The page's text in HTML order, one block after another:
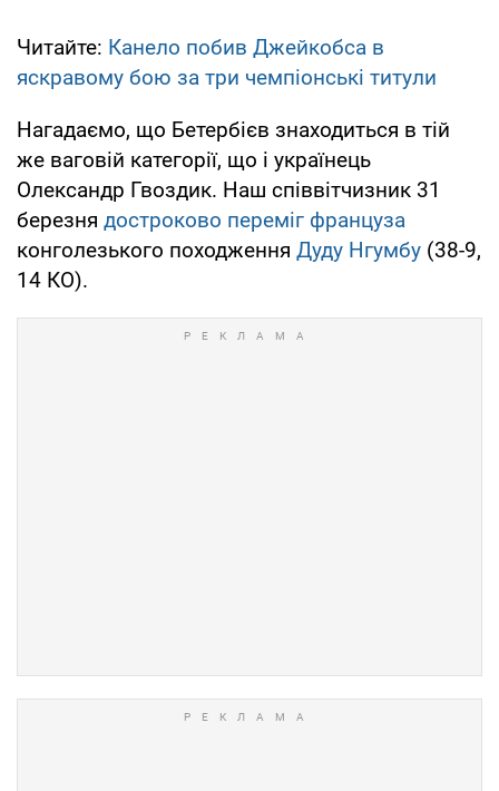
Читайте: Канело побив Джейкобса в
яскравому бою за три чемпіонські титули
Нагадаємо, що Бетербієв знаходиться в тій
же ваговій категорії, що і українець
Олександр Гвоздик. Наш співвітчизник 31
березня достроково переміг француза
конголезького походження Дуду Нгумбу (38-9,
14 КО).